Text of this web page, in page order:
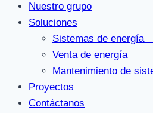
Nuestro grupo
Soluciones
Sistemas de energía
Venta de energía
Mantenimiento de
Proyectos
Contáctanos